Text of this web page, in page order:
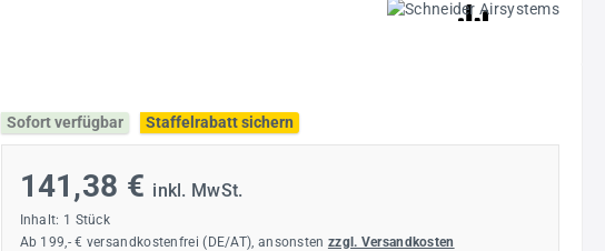
Sofort verfügbar
Staffelrabatt sichern
141,38 € inkl. MwSt.
Inhalt: 1 Stück
Ab 199,- € versandkostenfrei (DE/AT), ansonsten zzgl. Versandkosten